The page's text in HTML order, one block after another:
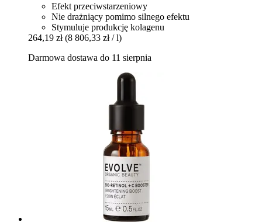
Efekt przeciwstarzeniowy
Nie drażniący pomimo silnego efektu
Stymuluje produkcję kolagenu
264,19 zł (8 806,33 zł / l)
Darmowa dostawa do 11 sierpnia